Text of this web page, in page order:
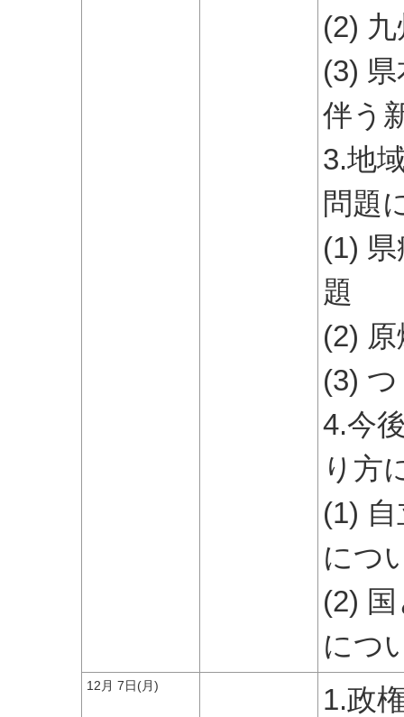
(2)
(3)
伴う
3.地
問題
(1)
題
(2)
(3)
4.今
り方
(1)
につ
(2)
につ
12月 7日(月)
1.政